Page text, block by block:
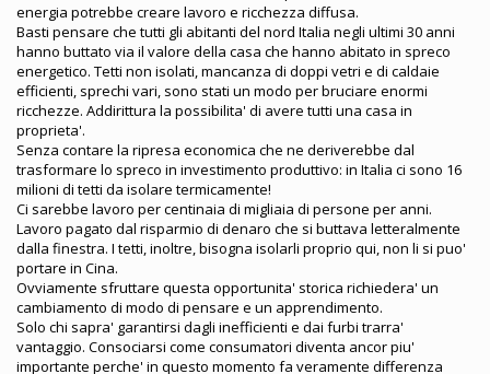
energia potrebbe creare lavoro e ricchezza diffusa.
Basti pensare che tutti gli abitanti del nord Italia negli ultimi 30 anni
hanno buttato via il valore della casa che hanno abitato in spreco
energetico. Tetti non isolati, mancanza di doppi vetri e di caldaie
efficienti, sprechi vari, sono stati un modo per bruciare enormi
ricchezze. Addirittura la possibilita' di avere tutti una casa in
proprieta'.
Senza contare la ripresa economica che ne deriverebbe dal
trasformare lo spreco in investimento produttivo: in Italia ci sono 16
milioni di tetti da isolare termicamente!
Ci sarebbe lavoro per centinaia di migliaia di persone per anni.
Lavoro pagato dal risparmio di denaro che si buttava letteralmente
dalla finestra. I tetti, inoltre, bisogna isolarli proprio qui, non li si puo'
portare in Cina.
Ovviamente sfruttare questa opportunita' storica richiedera' un
cambiamento di modo di pensare e un apprendimento.
Solo chi sapra' garantirsi dagli inefficienti e dai furbi trarra'
vantaggio. Consociarsi come consumatori diventa ancor piu'
importante perche' in questo momento fa veramente differenza